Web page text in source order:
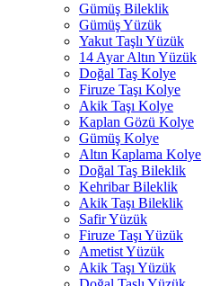
Gümüş Bileklik
Gümüş Yüzük
Yakut Taşlı Yüzük
14 Ayar Altın Yüzük
Doğal Taş Kolye
Firuze Taşı Kolye
Akik Taşı Kolye
Kaplan Gözü Kolye
Gümüş Kolye
Altın Kaplama Kolye
Doğal Taş Bileklik
Kehribar Bileklik
Akik Taşı Bileklik
Safir Yüzük
Firuze Taşı Yüzük
Ametist Yüzük
Akik Taşı Yüzük